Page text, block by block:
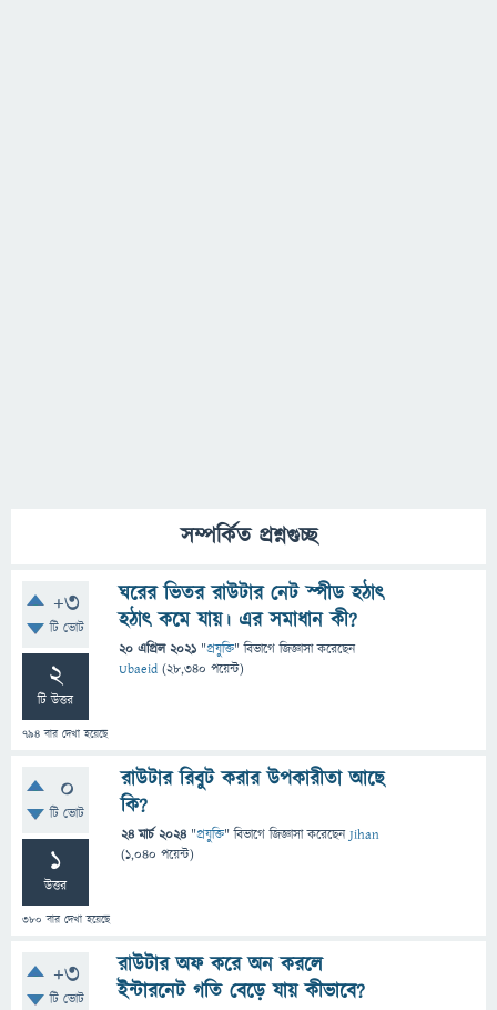
সম্পর্কিত প্রশ্নগুচ্ছ
+3
টি ভোট
2
টি উত্তর
794 বার দেখা হয়েছে
ঘরের ভিতর রাউটার নেট স্পীড হঠাৎ
হঠাৎ কমে যায়। এর সমাধান কী?
20 এপ্রিল 2021 "প্রযুক্তি" বিভাগে জিজ্ঞাসাকরেছেন
Ubaeid (28,340 পয়েন্ট)
0
টি ভোট
1
উত্তর
380 বার দেখা হয়েছে
রাউটার রিবুট করার উপকারীতা আছে
কি?
24 মার্চ 2024 "প্রযুক্তি" বিভাগে জিজ্ঞাসাকরেছেনJihan
(1,040 পয়েন্ট)
+3
টি ভোট
রাউটার অফ করে অন করলে
ইন্টারনেট গতি বেড়ে যায় কীভাবে?